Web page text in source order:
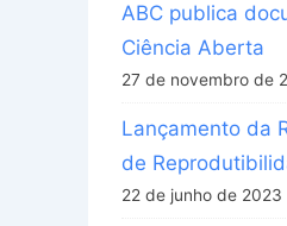
ABC publica
Ciência Aberta
27 de novembro de
Lançamento da
de
22 de junho de 2023